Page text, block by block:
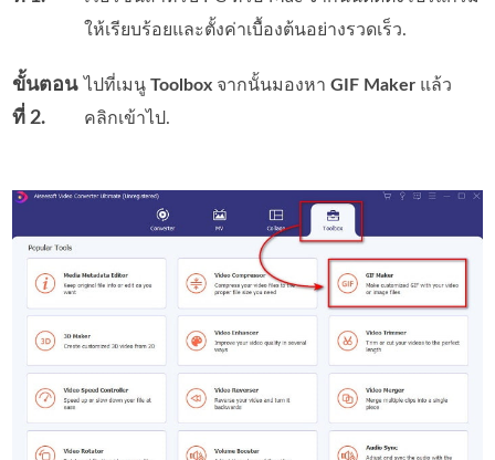
ให้เรียบร้อยและตั้งค่าเบื้องต้นอย่างรวดเร็ว.
ขั้นตอน
ที่ 2.
ไปที่เมนูToolbox จากนั้นมองหาGIF Maker แล้ว
คลิกเข้าไป.